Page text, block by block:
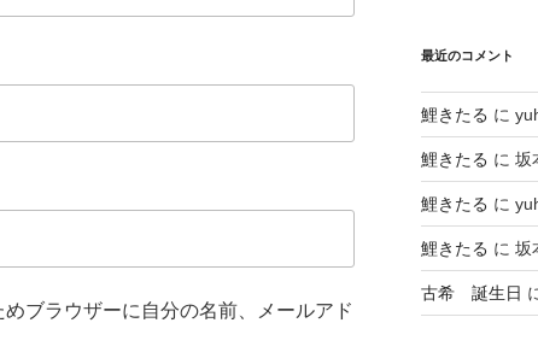
ブラウザーに自分の名前、メールアド
最近のコメント
鯉きたる に
鯉きたる に 坂
鯉きたる に
鯉きたる に 坂
古希 誕生日